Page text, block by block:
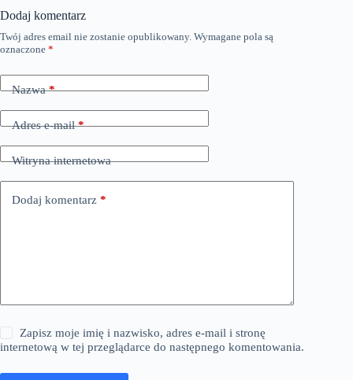
Dodaj komentarz
Twój adres email nie zostanie opublikowany. Wymagane pola są
oznaczone *
Nazwa*
Adres e-mail*
Witryna internetowa
Dodaj komentarz *
Zapisz moje imię i nazwisko, adres e-mail i stronę
internetową w tej przeglądarce do następnego komentowania.